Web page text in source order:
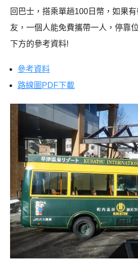
回巴士，搭乘單趟100日幣，如果
友，一個人能免費攜帶一人，停靠
下方的參考資料!
參考資料
路線圖PDF下載